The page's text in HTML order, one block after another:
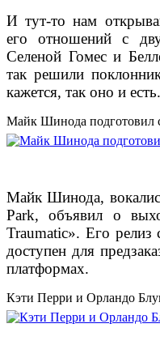
И тут-то нам
его отношений с
Селеной Гомес и
так решили
кажется, так оно и есть.
Майк Шинода подготовил
Майк Шинода,
Park, объявил о
Traumatic». Его релиз
доступен для
платформах.
Кэти Перри и Орландо